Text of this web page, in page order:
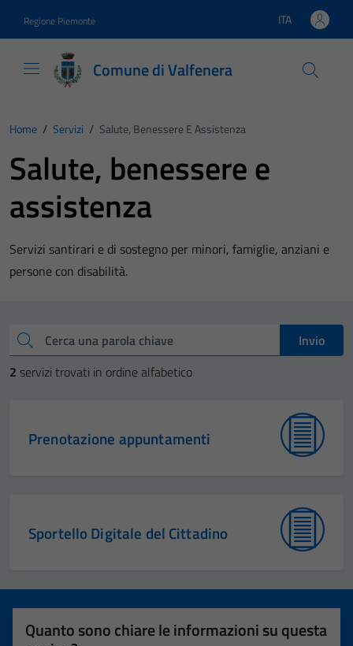
Regione Piemonte Lingua attiva:
ITA
Comune di Valfenera
Home / Servizi / Salute, Benessere E Assistenza
Salute, benessere e
assistenza
Servizi santirari e di sostegno per minori, famiglie, anziani e
persone con disabilità.
Cerca una parola chiave
Invio
2 servizi trovati in ordine alfabetico
Prenotazione appuntamenti
Sportello Digitale del Cittadino
Quanto sono chiare le informazioni su questa